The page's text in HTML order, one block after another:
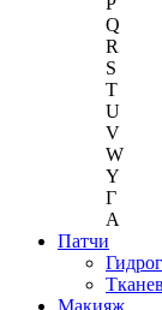
Q
R
S
T
U
V
W
Y
Г
A
Патчи
Макияж